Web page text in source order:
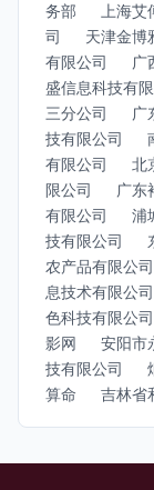
务部
上海
司
天津金博
有限公司
广
盛信息科技有
三分公司
广
技有限公司
有限公司
北
限公司
广东
有限公司
浦
技有限公司
农产品有限公司
息技术有限公司
色科技有限公司
影网
安阳市
技有限公司
算命
吉林省